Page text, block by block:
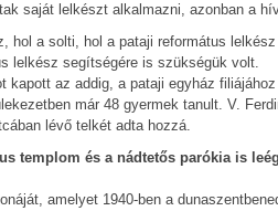
saját lelkészt alkalmazni, azonban a
hol a solti, hol a pataji református
lelkész segítségére is szükségük volt.
kapott az addig, a pataji egyház
már 48 gyermek tanult. V.
lévő telkét adta hozzá.
templom és a nádtetős parókia is
amelyet 1940-ben a